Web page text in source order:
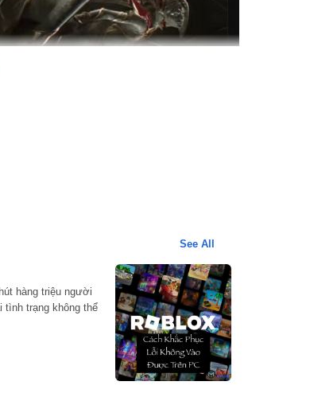
quan đến Faker
See All
hàng triệu người
tình trạng không thể